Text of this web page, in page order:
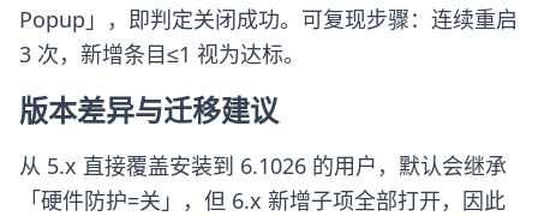
Popup」，即判定关闭成功。可复现步骤：连续重启
3 次，新增条目≤1 视为达标。
版本差异与迁移建议
从 5.x 直接覆盖安装到 6.1026 的用户，默认会继承
「硬件防护=关」，但 6.x 新增子项全部打开，因此